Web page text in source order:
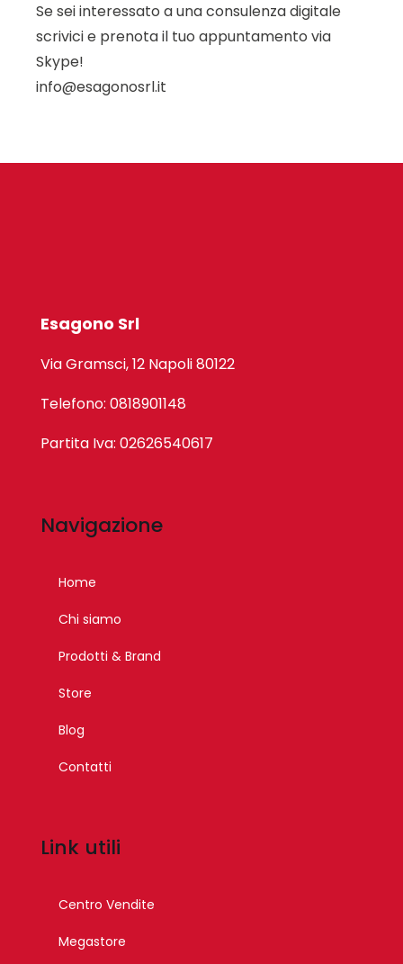
Se sei interessato a una consulenza digitale
scrivici e prenota il tuo appuntamento via
Skype!
info@esagonosrl.it
Esagono Srl
Via Gramsci, 12 Napoli 80122
Telefono: 0818901148
Partita Iva: 02626540617
Navigazione
Home
Chi siamo
Prodotti & Brand
Store
Blog
Contatti
Link utili
Centro Vendite
Megastore